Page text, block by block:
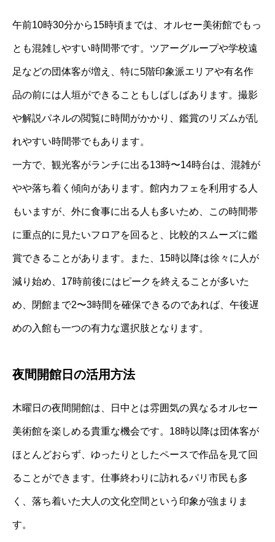
午前10時30分から15時頃までは、オルセー美術館でもっ
とも混雑しやすい時間帯です。ツアーグループや学校遠
足などの団体客が増え、特に5階印象派エリアや有名作
品の前には人垣ができることもしばしばあります。撮影
や解説パネルの閲覧に時間がかかり、鑑賞のリズムが乱
れやすい時間帯でもあります。
一方で、観光客がランチに出る13時〜14時台は、混雑が
やや落ち着く傾向があります。館内カフェを利用する人
もいますが、外に食事に出る人も多いため、この時間帯
に重点的に見たいフロアを回ると、比較的スムーズに鑑
賞できることがあります。また、15時以降は徐々に人が
減り始め、17時前後にはピークを終えることが多いた
め、閉館まで2〜3時間を確保できるのであれば、午後遅
めの入館も一つの有力な選択肢となります。
夜間開館日の活用方法
木曜日の夜間開館は、日中とは雰囲気の異なるオルセー
美術館を楽しめる貴重な機会です。18時以降は団体客が
ほとんどおらず、ゆったりとしたペースで作品を見て回
ることができます。仕事終わりに訪れるパリ市民も多
く、落ち着いた大人の文化空間という印象が強まりま
す。